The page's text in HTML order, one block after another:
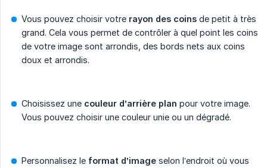
Vous pouvez choisir votre rayon des coins de petit à très
grand. Cela vous permet de contrôler à quel point les coins
de votre image sont arrondis, des bords nets aux coins
doux et arrondis.
Choisissez une couleur d’arrière plan pour votre image.
Vous pouvez choisir une couleur unie ou un dégradé.
Personnalisez le format d’image selon l’endroit où vous